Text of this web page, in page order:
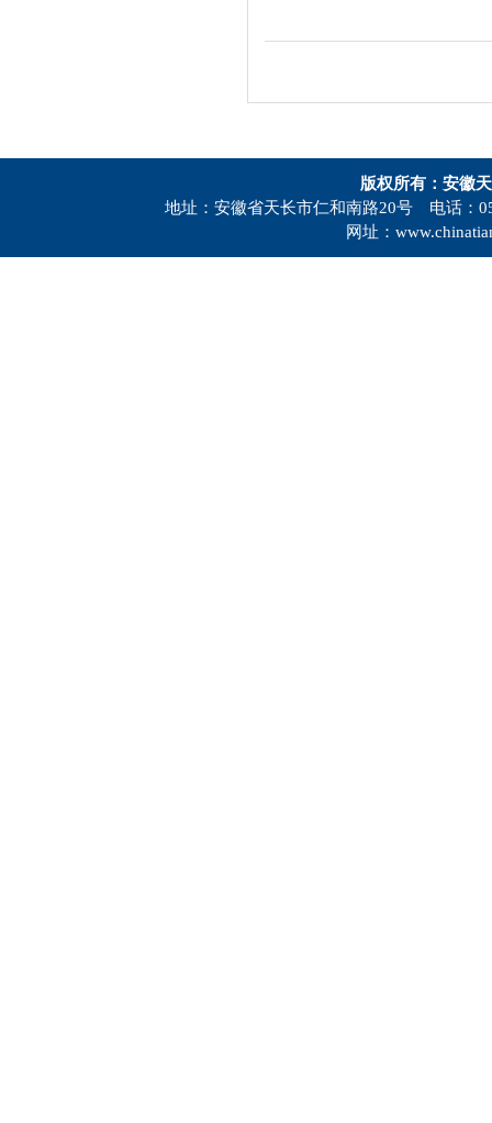
版权所有：安徽
地址：安徽省天长市仁和南路20号 电话：
网址：